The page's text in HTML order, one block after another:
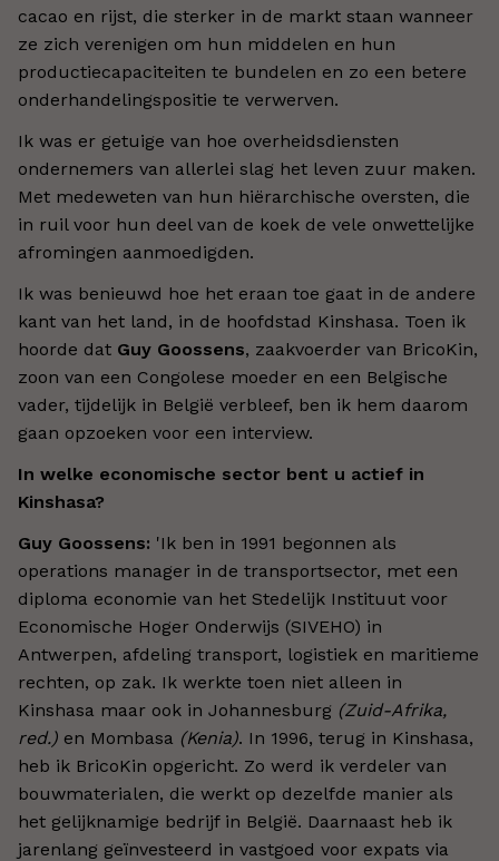
cacao en rijst, die sterker in de markt staan wanneer
ze zich verenigen om hun middelen en hun
productiecapaciteiten te bundelen en zo een betere
onderhandelingspositie te verwerven.
Ik was er getuige van hoe overheidsdiensten
ondernemers van allerlei slag het leven zuur maken.
Met medeweten van hun hiërarchische oversten, die
in ruil voor hun deel van de koek de vele onwettelijke
afromingen aanmoedigden.
Ik was benieuwd hoe het eraan toe gaat in de andere
kant van het land, in de hoofdstad Kinshasa. Toen ik
hoorde dat Guy Goossens, zaakvoerder van BricoKin,
zoon van een Congolese moeder en een Belgische
vader, tijdelijk in België verbleef, ben ik hem daarom
gaan opzoeken voor een interview.
In welke economische sector bent u actief in
Kinshasa?
Guy Goossens: 'Ik ben in 1991 begonnen als
operations manager in de transportsector, met een
diploma economie van het Stedelijk Instituut voor
Economische Hoger Onderwijs (SIVEHO) in
Antwerpen, afdeling transport, logistiek en maritieme
rechten, op zak. Ik werkte toen niet alleen in
Kinshasa maar ook in Johannesburg (Zuid-Afrika,
red.) en Mombasa (Kenia). In 1996, terug in Kinshasa,
heb ik BricoKin opgericht. Zo werd ik verdeler van
bouwmaterialen, die werkt op dezelfde manier als
het gelijknamige bedrijf in België. Daarnaast heb ik
jarenlang geïnvesteerd in vastgoed voor expats via